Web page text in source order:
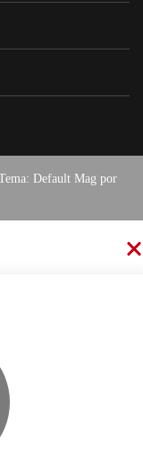
Default Mag por